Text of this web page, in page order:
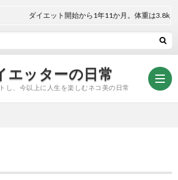
エッターの日常
し、今以上に人生を楽しむネコ美の日常
問
プ
ダイエット開始から1年11か月。体重は3.8kg減